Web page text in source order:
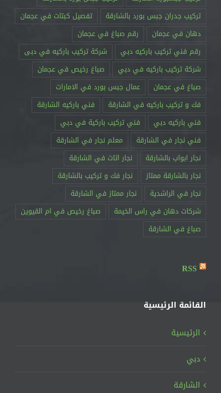
تركيب جدران جبس بورد بالشارقة
تفصيل كبتات في عجمان
دهان في عجمان
رقم صباغ في عجمان
رقم فني تركيب باركيه دبي
شركة تركيب باركيه في دبى
شركة تركيب باركيه في دبي
صباغ رخيص في عجمان
صباغ في عجمان
عمال جبس بورد في الامارات
فك و تركيب باركيه في الشارقة
فني باركيه الشارقة
فني باركيه دبي
فني تركيب باركية في دبي
فني نجار في الشارقة
معلم نجار في الشارقة
نجار ابواب بالشارقة
نجار اثاث في الشارقة
نجار بالشارقة ممتاز
نجار فك و تركيب بالشارقة
نجار في الراشدية
نجار ممتاز في الشارقة
RSS
القائمة الرئيسية
الرئيسية
دبي
الشارقة